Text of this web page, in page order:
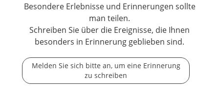
Besondere Erlebnisse und Erinnerungen sollte
man teilen.
Schreiben Sie über die Ereignisse, die Ihnen
besonders in Erinnerung geblieben sind.
Melden Sie sich bitte an, um eine Erinnerung
zu schreiben